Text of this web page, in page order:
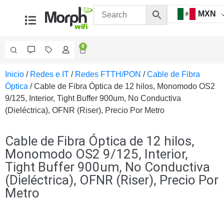
MXN
0
Videovigilancia
Accesorios
Generales
Accesorios
Fibra Accesorios
para
Computadora
y
SmartphonesCajas
Inicio / Redes e IT / Redes FTTH/PON /Cable de Fibra
Óptica / Cable de Fibra Óptica de 12 hilos, Monomodo OS2
9/125, Interior, Tight Buffer 900um, No Conductiva
(Dieléctrica), OFNR (Riser), Precio Por Metro
Cable de Fibra Óptica de 12 hilos,
Monomodo OS2 9/125, Interior,
Tight Buffer 900um, No Conductiva
(Dieléctrica), OFNR (Riser), Precio Por
Metro